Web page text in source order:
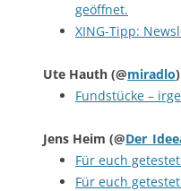
geöffnet.
XING-Tipp:
Ute Hauth (@miradlo
Fundstücke –
Jens Heim (@
Für euch
Für euch